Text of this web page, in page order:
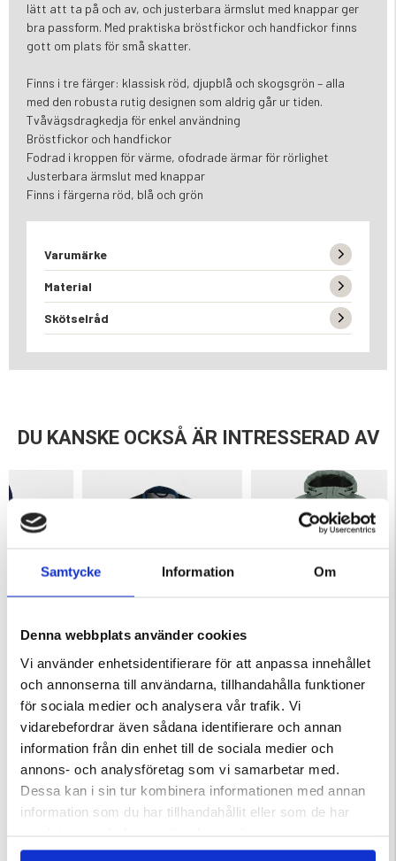
Samtycke Information Om
Denna webbplats använder cookies
Vi använder enhetsidentifierare för att anpassa innehållet
och annonserna till användarna, tillhandahålla funktioner
för sociala medier och analysera vår trafik. Vi
vidarebefordrar även sådana identifierare och annan
information från din enhet till de sociala medier och
annons- och analysföretag som vi samarbetar med.
Dessa kan i sin tur kombinera informationen med annan
information som du har tillhandahållit eller som de har
lätt att ta på och av, och justerbara ärmslut med knappar ger
bra passform. Med praktiska bröstfickor och handfickor finns
gott om plats för små skatter.
Finns i tre färger: klassisk röd, djupblå och skogsgrön – alla
med den robusta rutig designen som aldrig går ur tiden.
Tvåvägsdragkedja för enkel användning
Bröstfickor och handfickor
Fodrad i kroppen för värme, ofodrade ärmar för rörlighet
Justerbara ärmslut med knappar
Finns i färgerna röd, blå och grön
Varumärke
Material
Skötselråd
DU KANSKE OCKSÅ ÄR INTRESSERAD AV
FODRAD FLANELLSKJORTA
399 kr
Betyg:
4.6 utav 5 stjärnor
349 kr
KÖPS OFTA TILLSAMMANS